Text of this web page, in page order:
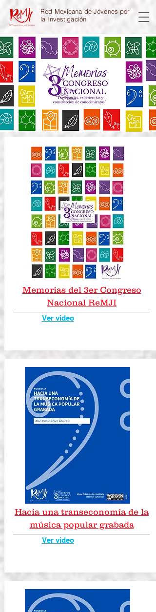
Red Mexicana de Jóvenes por
la Investigación
Memorias del 3er Congreso
Nacional ReMJI
Ver video
Hacia una transeconomía de la
música popular grabada
Ver video